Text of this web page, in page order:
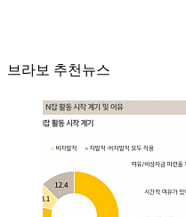
브라보 추천뉴스